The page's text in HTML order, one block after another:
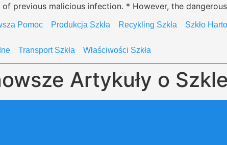
previous malicious infection. * However, the
Pomoc Produkcja Szkła Recykling Szkła Szkło
Transport Szkła Właściwości Szkła
Artykuły o Szkle